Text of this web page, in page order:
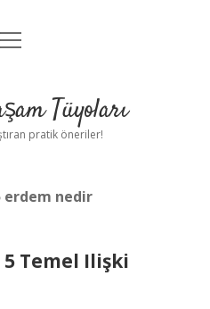
Uyarı
menüyü
Tüyoları
pratik öneriler!
erdem nedir
Temel Ilişki